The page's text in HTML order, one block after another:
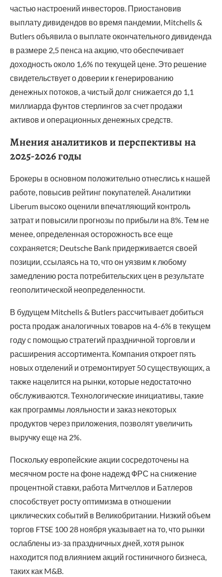
частью настроений инвесторов. Приостановив
выплату дивидендов во время пандемии, Mitchells &
Butlers объявила о выплате окончательного дивиденда
в размере 2,5 пенса на акцию, что обеспечивает
доходность около 1,6% по текущей цене. Это решение
свидетельствует о доверии к генерированию
денежных потоков, а чистый долг снижается до 1,1
миллиарда фунтов стерлингов за счет продажи
активов и операционных денежных средств.
Мнения аналитиков и перспективы на
2025-2026 годы
Брокеры в основном положительно отнеслись к нашей
работе, повысив рейтинг покупателей. Аналитики
Liberum высоко оценили впечатляющий контроль
затрат и повысили прогнозы по прибыли на 8%. Тем не
менее, определенная осторожность все еще
сохраняется; Deutsche Bank придерживается своей
позиции, ссылаясь на то, что он уязвим к любому
замедлению роста потребительских цен в результате
геополитической неопределенности.
В будущем Mitchells & Butlers рассчитывает добиться
роста продаж аналогичных товаров на 4-6% в текущем
году с помощью стратегий праздничной торговли и
расширения ассортимента. Компания откроет пять
новых отделений и отремонтирует 50 существующих, а
также нацелится на рынки, которые недостаточно
обслуживаются. Технологические инициативы, такие
как программы лояльности и заказ некоторых
продуктов через приложения, позволят увеличить
выручку еще на 2%.
Поскольку европейские акции сосредоточены на
месячном росте на фоне надежд ФРС на снижение
процентной ставки, работа Митчеллов и Батлеров
способствует росту оптимизма в отношении
циклических событий в Великобритании. Низкий объем
торгов FTSE 100 28 ноября указывает на то, что рынки
ослаблены из-за праздничных дней, хотя рынок
находится под влиянием акций гостиничного бизнеса,
таких как M&B.